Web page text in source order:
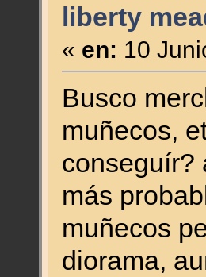
liberty
« en: 10
Busco
muñecos,
conseguír?
más
muñecos
diorama,